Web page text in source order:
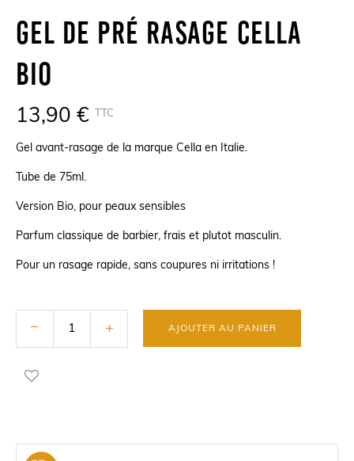
Gel De Pré Rasage Cella
Bio
13,90 € TTC
Gel avant-rasage de la marque Cella en Italie.
Tube de 75ml.
Version Bio, pour peaux sensibles
Parfum classique de barbier, frais et plutot masculin.
Pour un rasage rapide, sans coupures ni irritations !
AJOUTER AU PANIER